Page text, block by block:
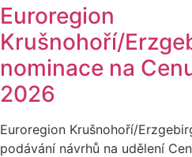
Euroregion
Krušnohoří/
nominace na
2026
Euroregion Krušnohoří/
podávání návrhů na udělení